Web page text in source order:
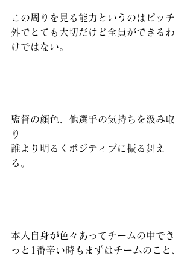
この周りを見る能力というのはピッチ
外でとても大切だけど全員ができるわ
けではない。
監督の顔色、他選手の気持ちを汲み取
り
誰より明るくポジティブに振る舞え
る。
本人自身が色々あってチームの中でき
っと1番辛い時もまずはチームのこと、